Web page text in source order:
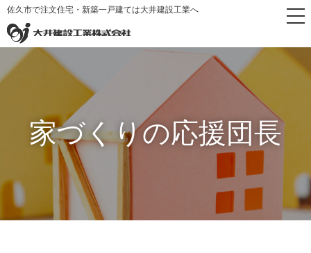
佐久市で注文住宅・新築一戸建ては大井建設工業へ
家づくりの応援団長
トップペ
ージ
家づくりの応
援団長
【4月の金利情報と補助金100万